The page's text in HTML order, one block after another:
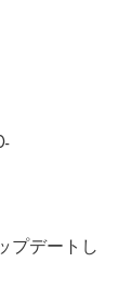
プデートし